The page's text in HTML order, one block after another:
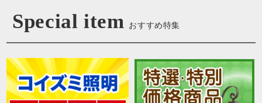
Special item おすすめ特集